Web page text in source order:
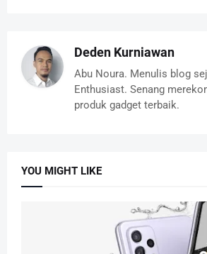
Deden Kurniawan
Abu Noura. Menulis blog
Enthusiast. Senang
produk gadget terbaik.
YOU MIGHT LIKE